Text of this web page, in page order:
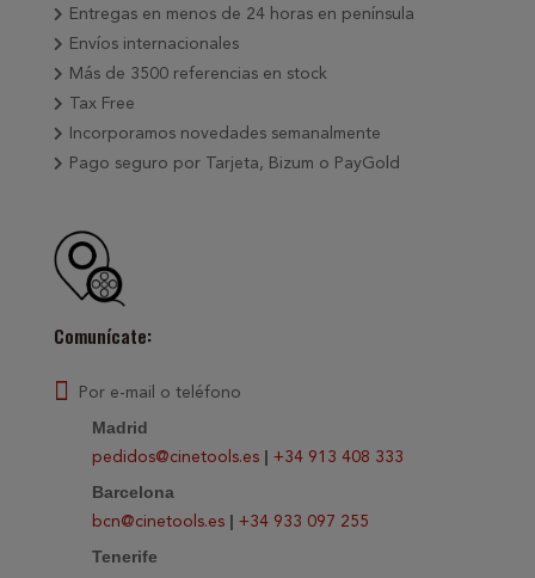
Entregas en menos de 24 horas en península
Envíos internacionales
Más de 3500 referencias en stock
Tax Free
Incorporamos novedades semanalmente
Pago seguro por Tarjeta, Bizum o PayGold
Comunícate:
Por e-mail o teléfono
Madrid
pedidos@cinetools.es | +34 913 408 333
Barcelona
bcn@cinetools.es | +34 933 097 255
Tenerife